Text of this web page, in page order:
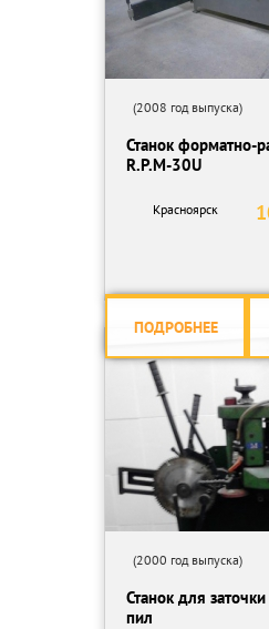
(2008 год выпуска)
Станок форматно-
R.P.M-30U
Красноярск
ПОДРОБНЕЕ
(2000 год выпуска)
Станок для
пил